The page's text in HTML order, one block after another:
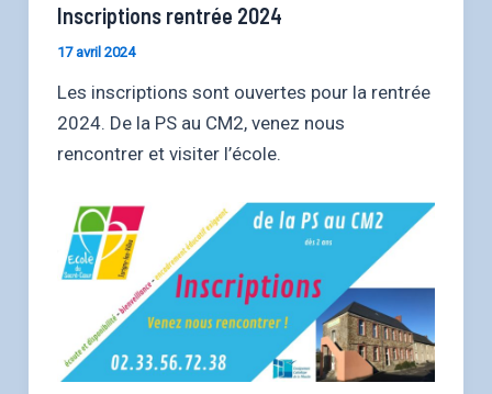
Inscriptions rentrée 2024
17 avril 2024
Les inscriptions sont ouvertes pour la rentrée
2024. De la PS au CM2, venez nous
rencontrer et visiter l’école.